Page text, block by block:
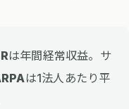
は年間経常収益。サ
は1法人あたり平